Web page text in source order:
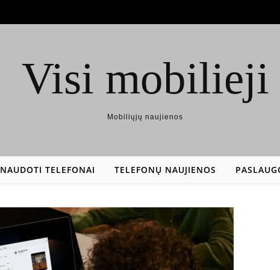
Visi mobilieji
Mobiliųjų naujienos
NAUDOTI TELEFONAI TELEFONŲ NAUJIENOS